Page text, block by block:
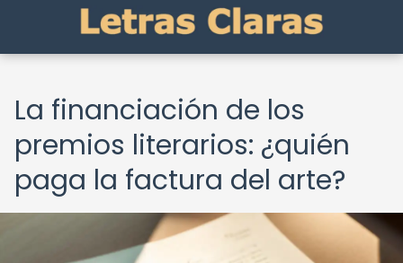
La financiación de los
premios literarios: ¿quién
paga la factura del arte?